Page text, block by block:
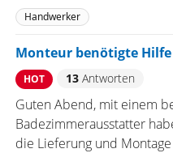
Handwerker
Monteur benötigte
HOT 13Antworten
Guten Abend, mit einem
Badezimmerausstatter
die Lieferung und